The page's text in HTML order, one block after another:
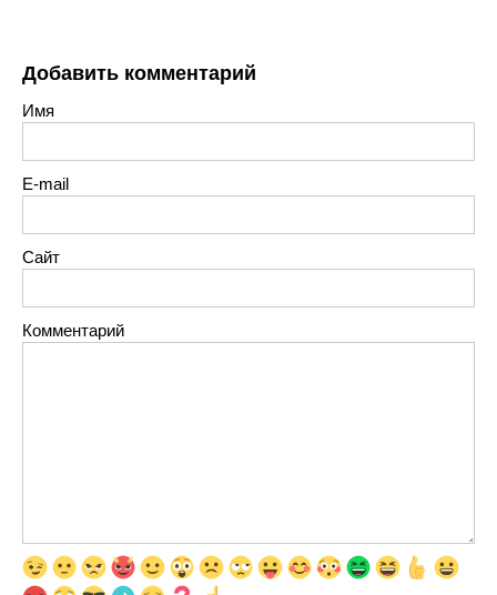
Добавить комментарий
Имя
E-mail
Сайт
Комментарий